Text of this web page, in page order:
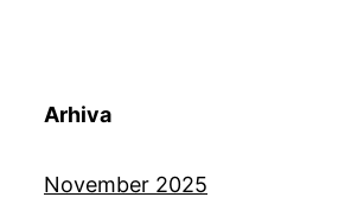
Arhiva
November 2025